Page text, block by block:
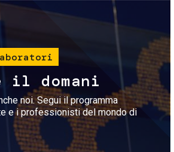
il domani
noi. Segui il programma
e i professionisti del mondo di